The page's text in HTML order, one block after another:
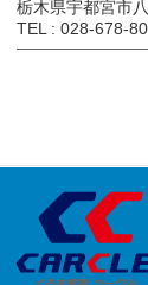
栃木県宇都宮市
TEL : 028-678-